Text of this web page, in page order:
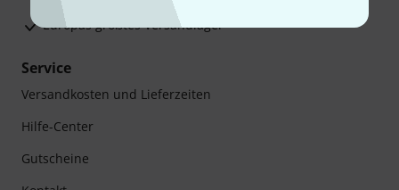
Europas größtes Versandlager
Service
Versandkosten und Lieferzeiten
Hilfe-Center
Gutscheine